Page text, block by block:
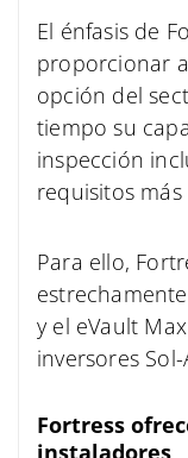
El énfasis de
proporcionar
opción del
tiempo su
inspección
requisitos más
Para ello,
y el eVault
inversores Sol-
Fortress
instaladores